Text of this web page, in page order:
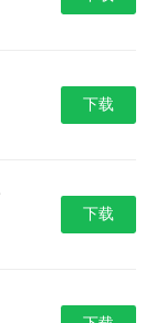
下载
下载